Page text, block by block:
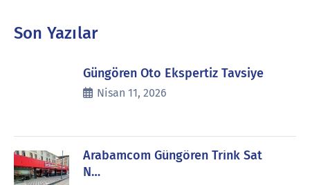
Son Yazılar
Güngören Oto Ekspertiz Tavsiye
Nisan 11, 2026
Arabamcom Güngören Trink Sat
N…